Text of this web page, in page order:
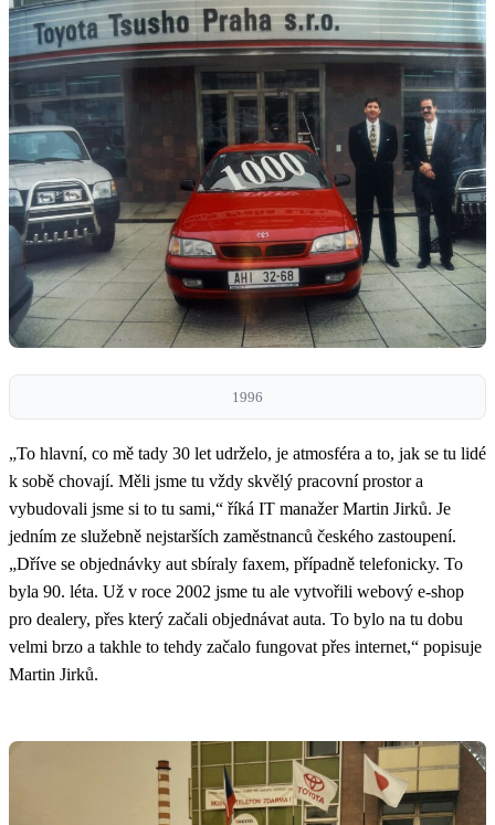
1996
„To hlavní, co mě tady 30 let udrželo, je atmosféra a to, jak se tu lidé
k sobě chovají. Měli jsme tu vždy skvělý pracovní prostor a
vybudovali jsme si to tu sami,“ říká IT manažer Martin Jirků. Je
jedním ze služebně nejstarších zaměstnanců českého zastoupení.
„Dříve se objednávky aut sbíraly faxem, případně telefonicky. To
byla 90. léta. Už v roce 2002 jsme tu ale vytvořili webový e-shop
pro dealery, přes který začali objednávat auta. To bylo na tu dobu
velmi brzo a takhle to tehdy začalo fungovat přes internet,“ popisuje
Martin Jirků.